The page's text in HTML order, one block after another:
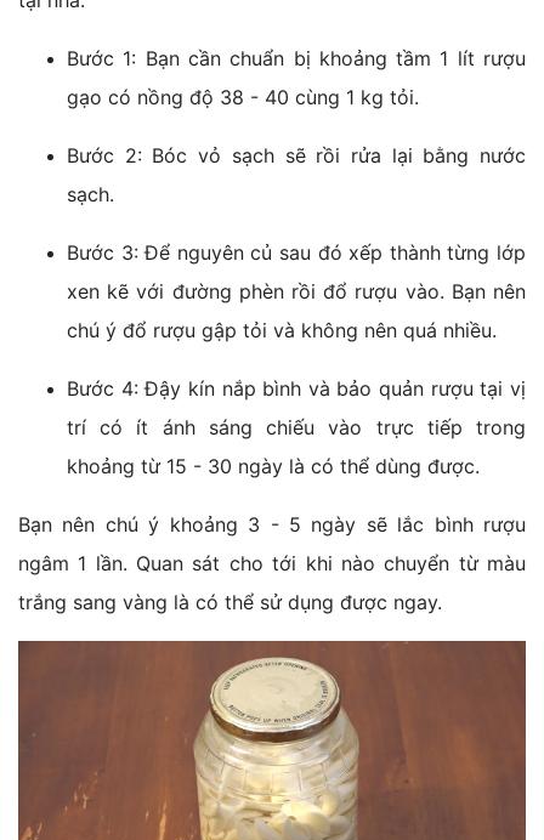
Bước 1: Bạn cần chuẩn bị khoảng tầm 1 lít rượu
gạo có nồng độ 38 - 40 cùng 1 kg tỏi.
Bước 2: Bóc vỏ sạch sẽ rồi rửa lại bằng nước
sạch.
Bước 3: Để nguyên củ sau đó xếp thành từng lớp
xen kẽ với đường phèn rồi đổ rượu vào. Bạn nên
chú ý đổ rượu gập tỏi và không nên quá nhiều.
Bước 4: Đậy kín nắp bình và bảo quản rượu tại vị
trí có ít ánh sáng chiếu vào trực tiếp trong
khoảng từ 15 - 30 ngày là có thể dùng được.
Bạn nên chú ý khoảng 3 - 5 ngày sẽ lắc bình rượu
ngâm 1 lần. Quan sát cho tới khi nào chuyển từ màu
trắng sang vàng là có thể sử dụng được ngay.